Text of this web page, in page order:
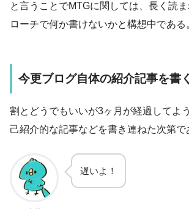
と言うことでMTGに関しては、長く読
ローチで何か書けないかと構想中である
今更ブログ自体の紹介記事を書く
割とどうでもいいが3ヶ月が経過してよ
己紹介的な記事などを書き連ねた次第で
遅いよ！